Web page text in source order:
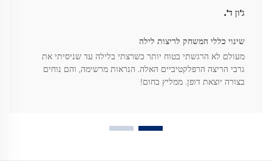
ג'ון ד'.
שינוי כללי המשחק לריצות לילה
מעולם לא הרגשתי בטוח יותר כשרצתי בלילה עד שניסיתי את
גרבי הריצה הרפלקטיביים האלה. הנראות מרשימה, והם נוחים
בצורה יוצאת דופן. ממליץ בחום!